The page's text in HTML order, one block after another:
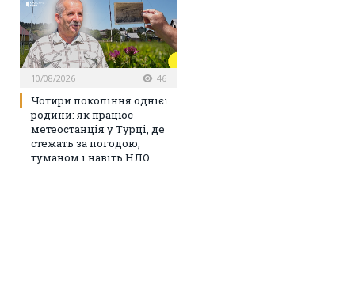
10/08/2026 46
Чотири покоління однієї
родини: як працює
метеостанція у Турці, де
стежать за погодою,
туманом і навіть НЛО